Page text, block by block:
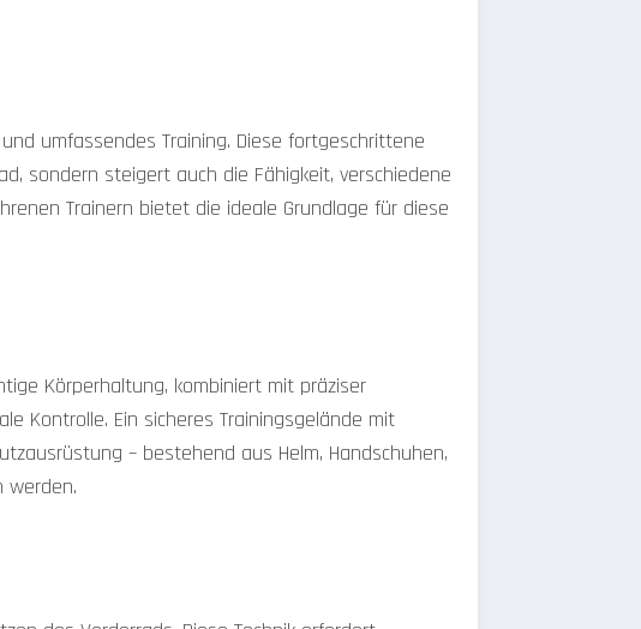
umfassendes Training. Diese fortgeschrittene
sondern steigert auch die Fähigkeit, verschiedene
Trainern bietet die ideale Grundlage für diese
Körperhaltung, kombiniert mit präziser
Kontrolle. Ein sicheres Trainingsgelände mit
– bestehend aus Helm, Handschuhen,
werden.